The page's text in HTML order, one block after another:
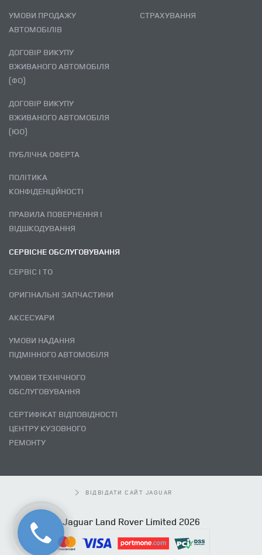
УМОВИ ПРОДАЖУ
АВТОМОБІЛІВ
ДОГОВІР ВИКУПУ
ВЖИВАНОГО АВТОМОБІЛЯ
(ФО)
ДОГОВІР ВИКУПУ
ВЖИВАНОГО АВТОМОБІЛЯ
(ЮО)
ПУБЛІЧНА ОФЕРТА
ПОЛІТИКА
КОНФІДЕНЦІЙНОСТІ
ПРАВИЛА ПОВЕРНЕННЯ І
ВІДШКОДУВАННЯ
СТРАХУВАННЯ
СЕРВІСНЕ ОБСЛУГОВУВАННЯ
СЕРВІС І ТО
ОРИГІНАЛЬНІ ЗАПЧАСТИНИ
АКСЕСУАРИ
УМОВИ НАДАННЯ
ПІДМІННОГО АВТОМОБІЛЯ
УМОВИ ТЕХНІЧНОГО
ОБСЛУГОВУВАННЯ
СЕРТИФІКАТ ВІДПОВІДНОСТІ
ЦЕНТРУ КУЗОВНОГО
РЕМОНТУ
ВІДВІДАТИ САЙТ JAGUAR
Jaguar Land Rover Limited 2026